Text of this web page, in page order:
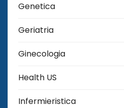
Genetica
Geriatria
Ginecologia
Health US
Infermieristica